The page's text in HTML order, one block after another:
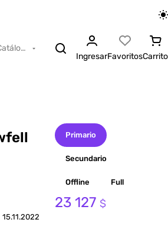
Catálogo
IngresarFavoritosCarrito
15.11.2022
Primario
Secundario
Offline Full
23 127 $